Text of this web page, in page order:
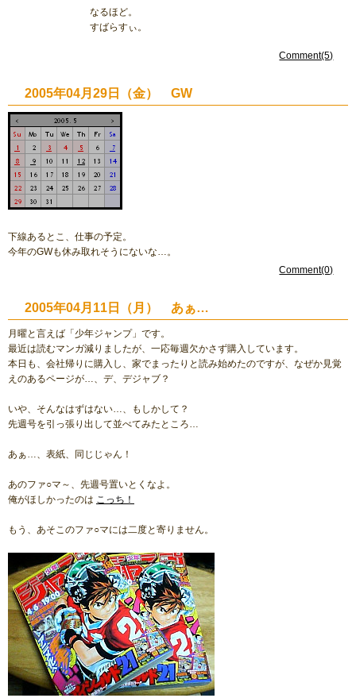
なるほど。
すばらすぃ。
Comment(5)
2005年04月29日（金） GW
下線あるとこ、仕事の予定。
今年のGWも休み取れそうにないな…。
Comment(0)
2005年04月11日（月） あぁ…
月曜と言えば「少年ジャンプ」です。
最近は読むマンガ減りましたが、一応毎週欠かさず購入しています。
本日も、会社帰りに購入し、家でまったりと読み始めたのですが、なぜか見覚
えのあるページが…、デ、デジャブ？
いや、そんなはずはない…、もしかして？
先週号を引っ張り出して並べてみたところ…
あぁ…、表紙、同じじゃん！
あのファ○マ～、先週号置いとくなよ。
俺がほしかったのは こっち！
もう、あそこのファ○マには二度と寄りません。